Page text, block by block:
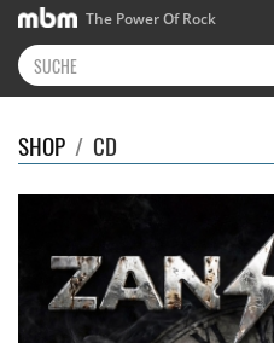
The Power Of Rock
SHOP / CD